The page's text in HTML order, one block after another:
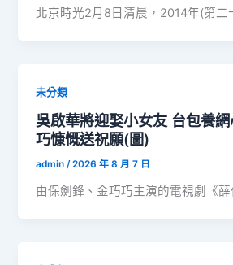
北京時光2月8日清晨，2014年(第二
未分類
吳啟華將迎娶小女友 台包養
巧慷慨送祝願(圖)
admin /2026 年 8 月 7 日
由保劍鋒、金巧巧主演的電視劇《